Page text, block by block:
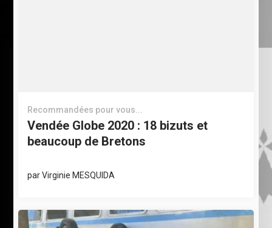
Recommandées pour vous...
Vendée Globe 2020 : 18 bizuts et
beaucoup de Bretons
parVirginie MESQUIDA